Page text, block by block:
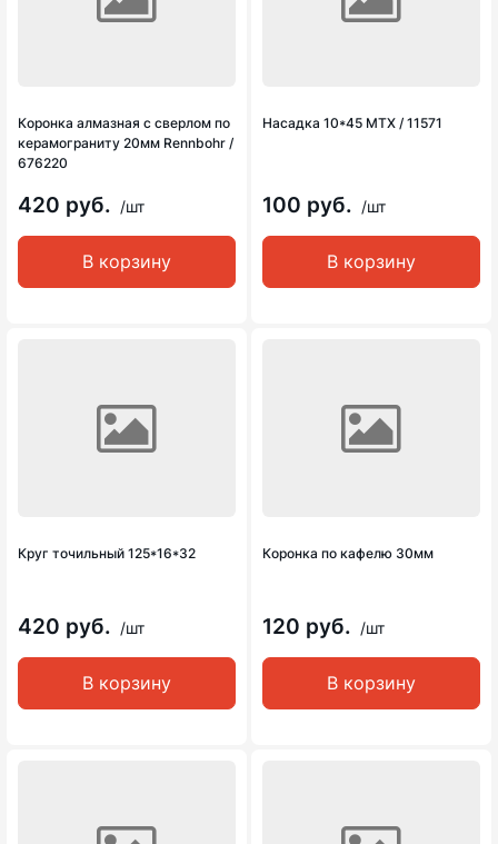
Коронка алмазная с сверлом по
керамограниту 20мм Rennbohr /
676220
420 руб. /шт
В корзину
Насадка 10*45 MTX / 11571
100 руб. /шт
В корзину
Круг точильный 125*16*32
420 руб. /шт
В корзину
Коронка по кафелю 30мм
120 руб. /шт
В корзину